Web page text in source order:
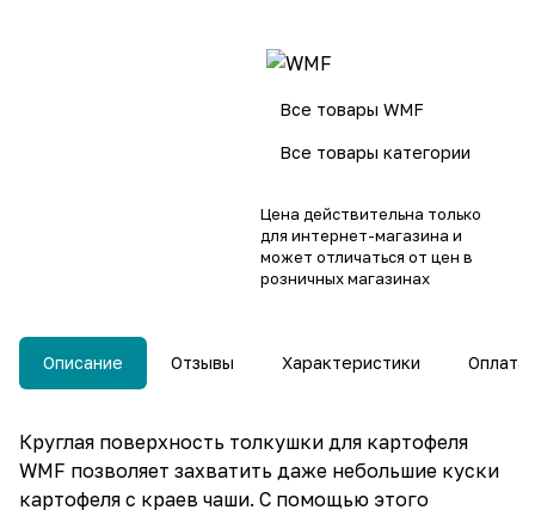
Все товары WMF
Все товары категории
Цена действительна только
для интернет-магазина и
может отличаться от цен в
розничных магазинах
Описание Отзывы Характеристики Оплата
Круглая поверхность толкушки для картофеля
WMF позволяет захватить даже небольшие куски
картофеля с краев чаши. С помощью этого